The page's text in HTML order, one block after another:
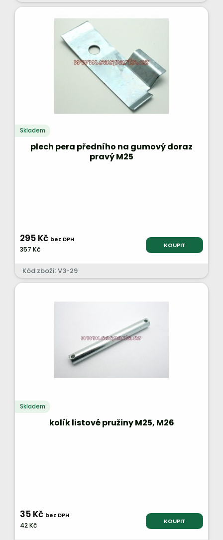
Skladem
plech pera předního na gumový doraz
pravý M25
295 Kč bez DPH
357 Kč KOUPIT
Kód zboží: V3-29
Skladem
kolík listové pružiny M25, M26
35 Kč bez DPH
42 Kč KOUPIT